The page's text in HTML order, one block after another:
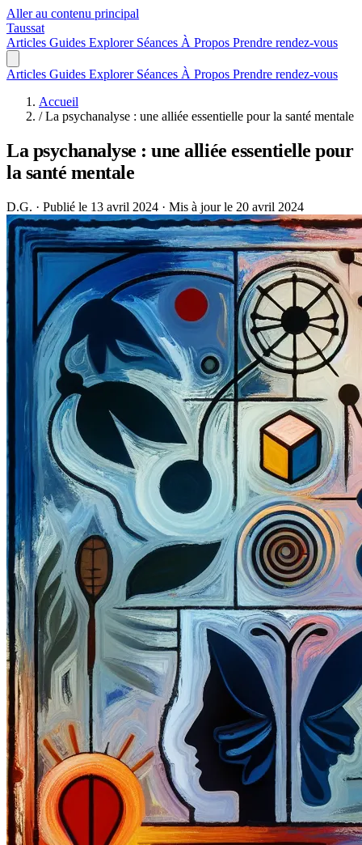
Aller au contenu principal
Taussat
Articles Guides Explorer Séances À Propos Prendre rendez-vous
Articles Guides Explorer Séances À Propos Prendre rendez-vous
Accueil
/ La psychanalyse : une alliée essentielle pour la santé mentale
La psychanalyse : une alliée essentielle pour
la santé mentale
D.G. · Publié le 13 avril 2024 · Mis à jour le 20 avril 2024